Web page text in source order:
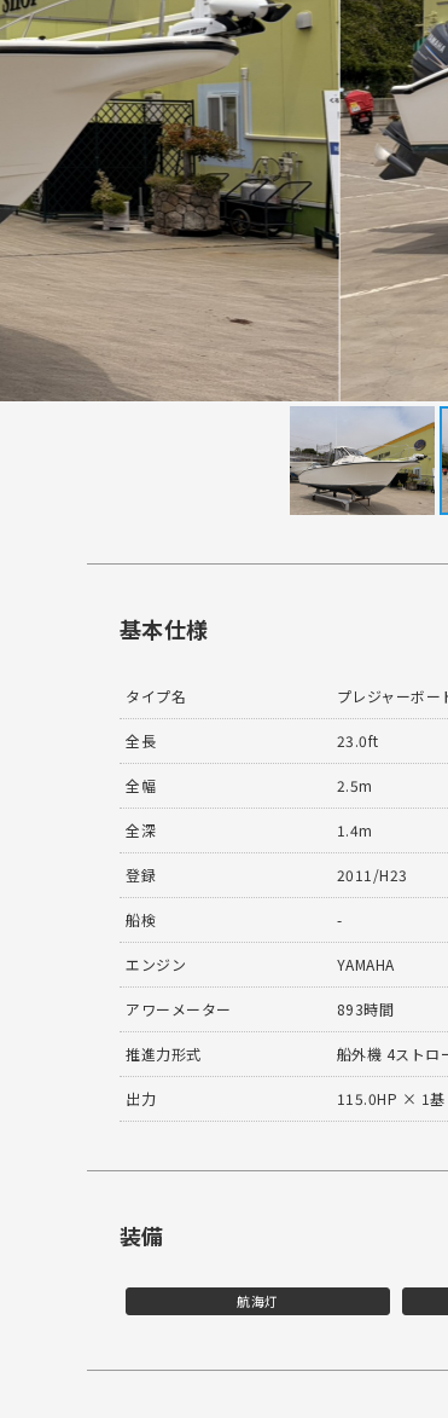
基本仕様
タイプ名 プレジャーボー
全長 23.0ft
全幅 2.5m
全深 1.4m
登録 2011/H23
船検 -
エンジン YAMAHA
アワーメーター 893時間
推進力形式 船外機 4ストロ
出力 115.0HP × 1基
装備
航海灯